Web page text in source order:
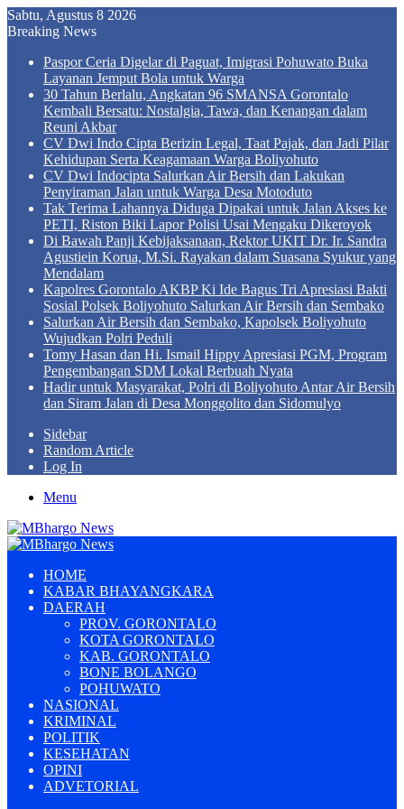
Sabtu, Agustus 8 2026
Breaking News
Paspor Ceria Digelar di Paguat, Imigrasi Pohuwato Buka
Layanan Jemput Bola untuk Warga
30 Tahun Berlalu, Angkatan 96 SMANSA Gorontalo
Kembali Bersatu: Nostalgia, Tawa, dan Kenangan dalam
Reuni Akbar
CV Dwi Indo Cipta Berizin Legal, Taat Pajak, dan Jadi Pilar
Kehidupan Serta Keagamaan Warga Boliyohuto
CV Dwi Indocipta Salurkan Air Bersih dan Lakukan
Penyiraman Jalan untuk Warga Desa Motoduto
Tak Terima Lahannya Diduga Dipakai untuk Jalan Akses ke
PETI, Riston Biki Lapor Polisi Usai Mengaku Dikeroyok
Di Bawah Panji Kebijaksanaan, Rektor UKIT Dr. Ir. Sandra
Agustiein Korua, M.Si. Rayakan dalam Suasana Syukur yang
Mendalam
Kapolres Gorontalo AKBP Ki Ide Bagus Tri Apresiasi Bakti
Sosial Polsek Boliyohuto Salurkan Air Bersih dan Sembako
Salurkan Air Bersih dan Sembako, Kapolsek Boliyohuto
Wujudkan Polri Peduli
Tomy Hasan dan Hi. Ismail Hippy Apresiasi PGM, Program
Pengembangan SDM Lokal Berbuah Nyata
Hadir untuk Masyarakat, Polri di Boliyohuto Antar Air Bersih
dan Siram Jalan di Desa Monggolito dan Sidomulyo
Sidebar
Random Article
Log In
Menu
HOME
KABAR BHAYANGKARA
DAERAH
PROV. GORONTALO
KOTA GORONTALO
KAB. GORONTALO
BONE BOLANGO
POHUWATO
NASIONAL
KRIMINAL
POLITIK
KESEHATAN
OPINI
ADVETORIAL